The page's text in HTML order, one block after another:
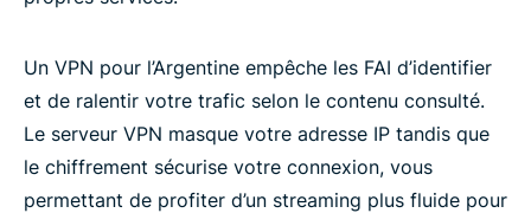
Confidentialité et préoccupations liées à Internet
en Argentine
Ce que disent les clients d’ExpressVPN
Un VPN pour l’Argentine empêche les FAI d’identifier
et de ralentir votre trafic selon le contenu consulté.
Le serveur VPN masque votre adresse IP tandis que
le chiffrement sécurise votre connexion, vous
permettant de profiter d’un streaming plus fluide pour